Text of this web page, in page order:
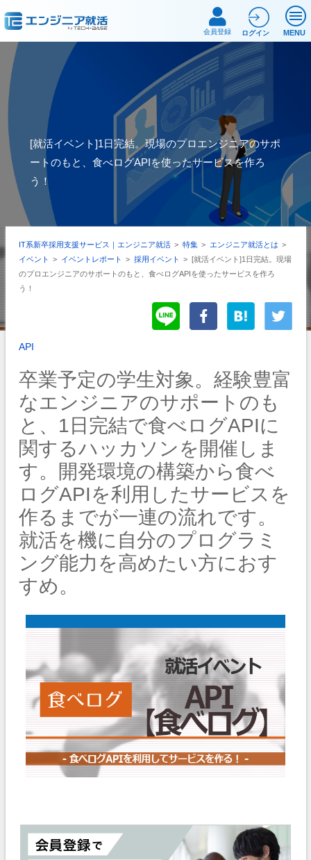
MENU
会員登録 ログイン
[就活イベント]1日完結。現場のプロエンジニアのサポ
ートのもと、食べログAPIを使ったサービスを作ろ
う！
IT系新卒採用支援サービス｜エンジニア就活 > 特集 > エンジニア就活とは >
イベント
> イベントレポート > 採用イベント > [就活イベント]1日完結。現場
のプロエンジニアのサポートのもと、食べログAPIを使ったサービスを作ろ
う！
API
卒業予定の学生対象。経験豊富
なエンジニアのサポートのも
と、1日完結で食べログAPIに
関するハッカソンを開催しま
す。開発環境の構築から食べ
ログAPIを利用したサービスを
作るまでが一連の流れです。
就活を機に自分のプログラミ
ング能力を高めたい方におす
すめ。